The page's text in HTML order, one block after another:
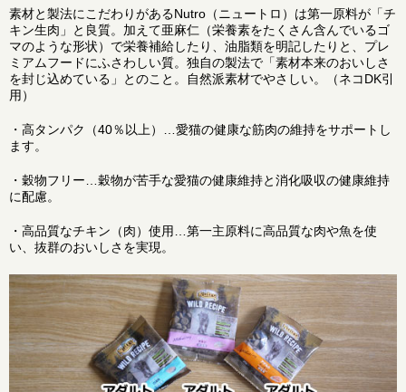
素材と製法にこだわりがあるNutro（ニュートロ）は第一原料が「チ
キン生肉」と良質。加えて亜麻仁（栄養素をたくさん含んでいるゴ
マのような形状）で栄養補給したり、油脂類を明記したりと、プレ
ミアムフードにふさわしい質。独自の製法で「素材本来のおいしさ
を封じ込めている」とのこと。自然派素材でやさしい。（ネコDK引
用）
・高タンパク（40％以上）…愛猫の健康な筋肉の維持をサポートし
ます。
・穀物フリー…穀物が苦手な愛猫の健康維持と消化吸収の健康維持
に配慮。
・高品質なチキン（肉）使用…第一主原料に高品質な肉や魚を使
い、抜群のおいしさを実現。